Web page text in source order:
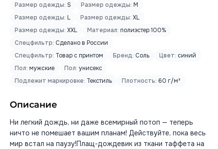
Размер одежды: S Размер одежды: M
Размер одежды: L Размер одежды: XL
Размер одежды: XXL Материал: полиэстер 100%
Спецфильтр: Сделано в России
Спецфильтр: Товар с принтом Бренд: Соль Цвет: синий
Пол: мужские Пол: унисекс
Подлежит маркировке: Текстиль Плотность: 60 г/м²
Описание
Ни легкий дождь, ни даже всемирный потоп — теперь
ничто не помешает вашим планам! Действуйте, пока весь
мир встал на паузу!Плащ-дождевик из ткани таффета на